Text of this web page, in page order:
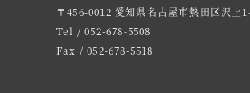
〒456-0012 愛知県名古屋市熱田区沢上
Tel / 052-678-5508
Fax / 052-678-5518